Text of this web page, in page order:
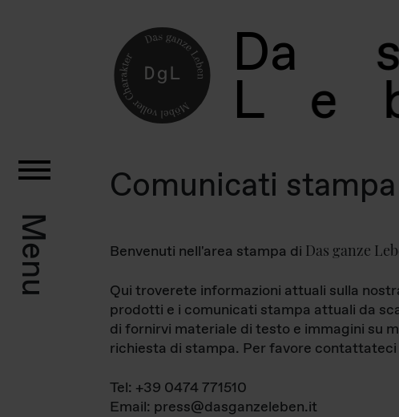
Da s
L e
Menu
Comunicati stampa
Benvenuti nell'area stampa di Das ganze
Qui troverete informazioni attuali sulla
prodotti e i comunicati stampa attuali da
di fornirvi materiale di testo e immagini su
richiesta di stampa. Per favore contattateci
Tel: +39 0474 771510
Email: press@dasganzeleben.it